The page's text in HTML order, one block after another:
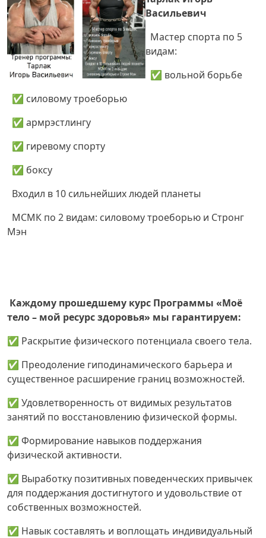
Васильевич
Мастер спорта по 5
видам:
✅ вольной борьбе
✅ силовому троеборью
✅ армрэстлингу
✅ гиревому спорту
✅ боксу
Входил в 10 сильнейших людей планеты
МСМК по 2 видам: силовому троеборью и Стронг
Мэн
Каждому прошедшему курс Программы «Моё
тело – мой ресурс здоровья» мы гарантируем:
✅ Раскрытие физического потенциала своего тела.
✅ Преодоление гиподинамического барьера и
существенное расширение границ возможностей.
✅ Удовлетворенность от видимых результатов
занятий по восстановлению физической формы.
✅ Формирование навыков поддержания
физической активности.
✅ Выработку позитивных поведенческих привычек
для поддержания достигнутого и удовольствие от
собственных возможностей.
✅ Навык составлять и воплощать индивидуальный